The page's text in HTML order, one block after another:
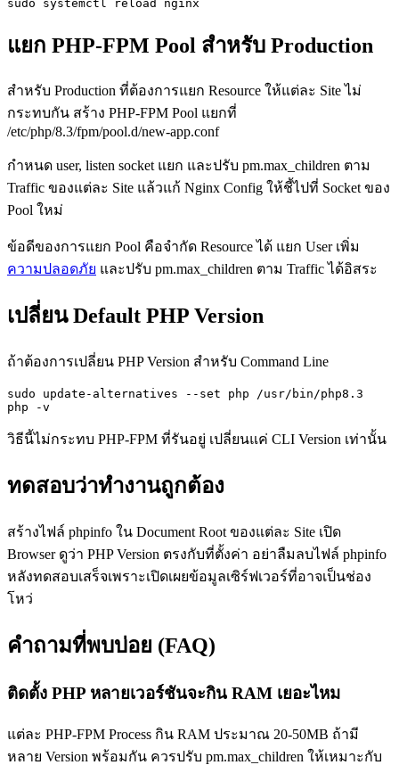
sudo systemctl reload nginx
แยก PHP-FPM Pool สำหรับ Production
สำหรับ Production ที่ต้องการแยก Resource ให้แต่ละ Site ไม่
กระทบกัน สร้าง PHP-FPM Pool แยกที่
/etc/php/8.3/fpm/pool.d/new-app.conf
กำหนด user, listen socket แยก และปรับ pm.max_children ตาม
Traffic ของแต่ละ Site แล้วแก้ Nginx Config ให้ชี้ไปที่ Socket ของ
Pool ใหม่
ข้อดีของการแยก Pool คือจำกัด Resource ได้ แยก User เพิ่ม
ความปลอดภัย และปรับ pm.max_children ตาม Traffic ได้อิสระ
เปลี่ยน Default PHP Version
ถ้าต้องการเปลี่ยน PHP Version สำหรับ Command Line
sudo update-alternatives --set php /usr/bin/php8.3
php -v
วิธีนี้ไม่กระทบ PHP-FPM ที่รันอยู่ เปลี่ยนแค่ CLI Version เท่านั้น
ทดสอบว่าทำงานถูกต้อง
สร้างไฟล์ phpinfo ใน Document Root ของแต่ละ Site เปิด
Browser ดูว่า PHP Version ตรงกับที่ตั้งค่า อย่าลืมลบไฟล์ phpinfo
หลังทดสอบเสร็จเพราะเปิดเผยข้อมูลเซิร์ฟเวอร์ที่อาจเป็นช่อง
โหว่
คำถามที่พบบ่อย (FAQ)
ติดตั้ง PHP หลายเวอร์ชันจะกิน RAM เยอะไหม
แต่ละ PHP-FPM Process กิน RAM ประมาณ 20-50MB ถ้ามี
หลาย Version พร้อมกัน ควรปรับ pm.max_children ให้เหมาะกับ